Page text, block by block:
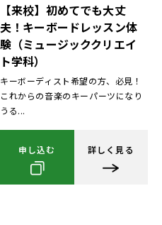
【来校】初めてでも大丈
夫！キーボードレッスン体
験（ミュージッククリエイ
ト学科）
キーボーディスト希望の方、必見！
これからの音楽のキーパーツになり
うる...
申し込む 詳しく見る